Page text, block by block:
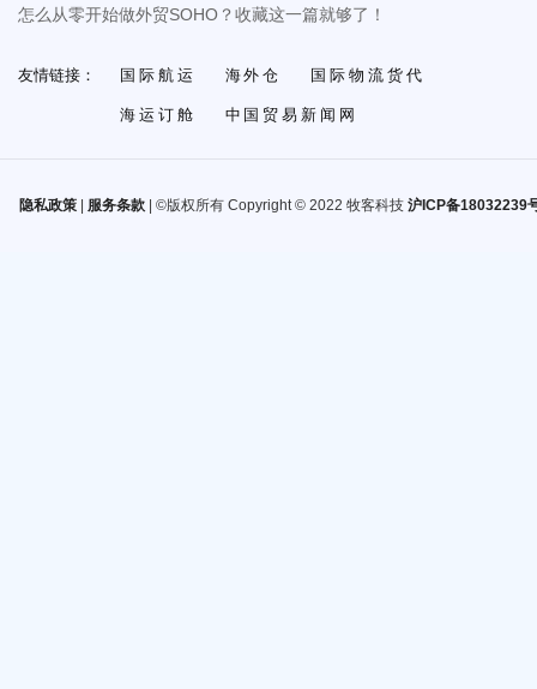
怎么从零开始做外贸SOHO？收藏这一篇就够了！
友情链接： 国际航运 海外仓 国际物流货代
海运订舱 中国贸易新闻网
隐私政策| 服务条款| ©版权所有 Copyright © 2022 牧客科技 沪ICP备18032239